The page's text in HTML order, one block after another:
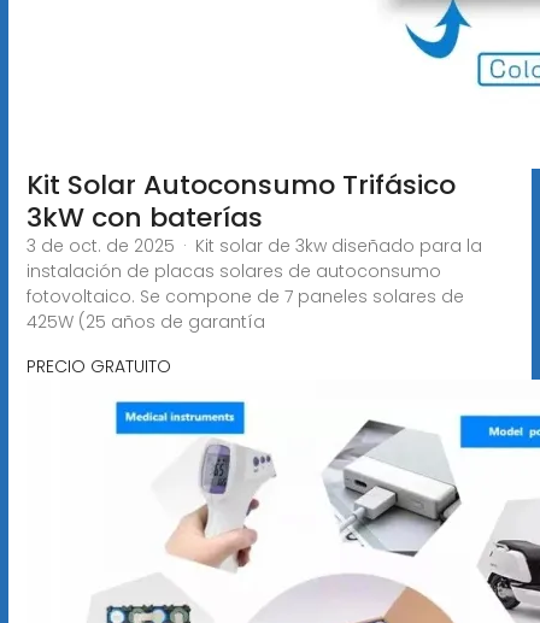
Kit Solar Autoconsumo Trifásico
3kW con baterías
3 de oct. de 2025 · Kit solar de 3kw diseñado para la
instalación de placas solares de autoconsumo
fotovoltaico. Se compone de 7 paneles solares de
425W (25 años de garantía
PRECIO GRATUITO